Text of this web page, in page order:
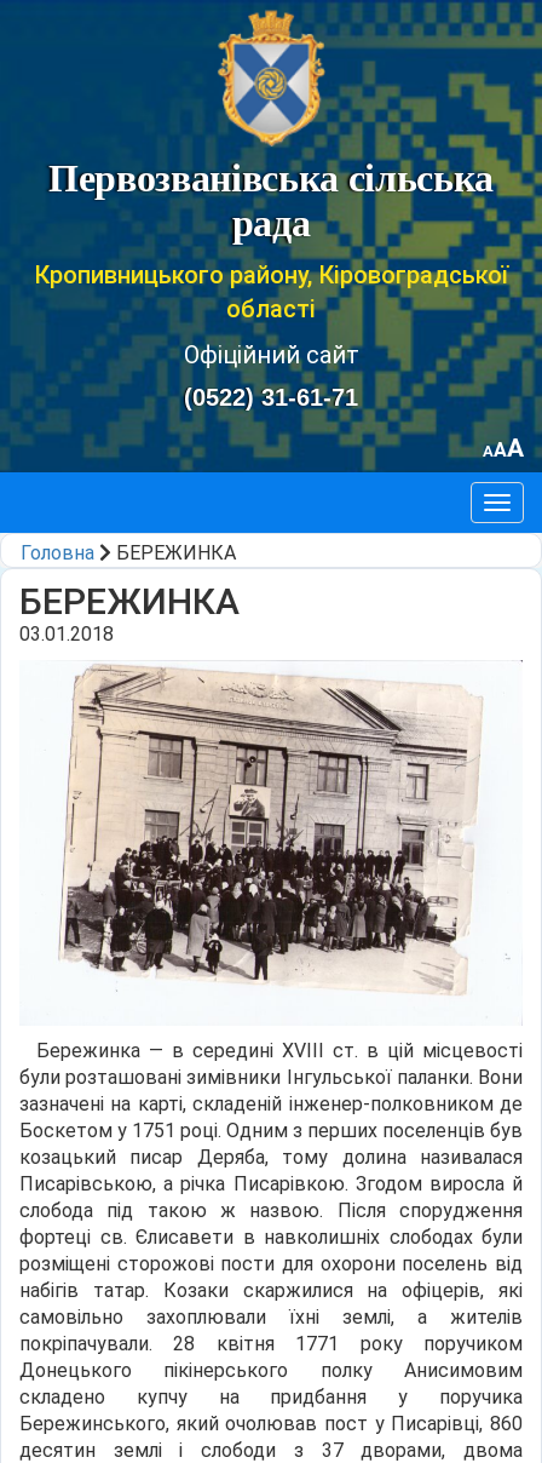
Первозванівська сільська
рада
Кропивницького району, Кіровоградської
області
Офіційний сайт
(0522) 31-61-71
AAA
Головна
БЕРЕЖИНКА
БЕРЕЖИНКА
03.01.2018
Бережинка — в середині XVIII ст. в цій місцевості
були розташовані зимівники Інгульської паланки. Вони
зазначені на карті, складеній інженер-полковником де
Боскетом у 1751 році. Одним з перших поселенців був
козацький писар Деряба, тому долина називалася
Писарівською, а річка Писарівкою. Згодом виросла й
слобода під такою ж назвою. Після спорудження
фортеці св. Єлисавети в навколишніх слободах були
розміщені сторожові пости для охорони поселень від
набігів татар. Козаки скаржилися на офіцерів, які
самовільно захоплювали їхні землі, а жителів
покріпачували. 28 квітня 1771 року поручиком
Донецького пікінерського полку Анисимовим
складено купчу на придбання у поручика
Бережинського, який очолював пост у Писарівці, 860
десятин землі і слободи з 37 дворами, двома